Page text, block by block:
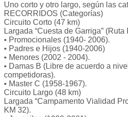
Uno corto y otro largo, según las
RECORRIDOS (Categorías)
Circuito Corto (47 km)
Largada “Cuesta de Garriga” (Ruta
• Promocionales (1940- 2006).
• Padres e Hijos (1940-2006)
• Menores (2002 - 2004).
• Damas B (Libre de acuerdo a
competidoras).
• Master C (1958-1967).
Circuito Largo (48 km)
Largada “Campamento Vialidad
KM 32).